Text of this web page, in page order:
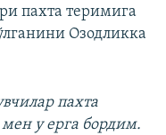
пахта теримига
Озодликка
пахта
у ерга бордим.